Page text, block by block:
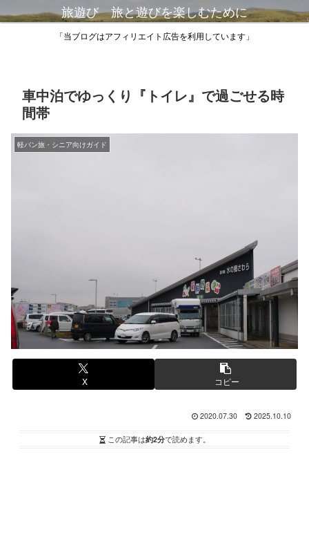
旅遊び 旅と遊びを楽しむために
「当ブログはアフィリエイト広告を利用しています」
車中泊でゆっくり『トイレ』で過ごせる時
間帯
軽バン旅・シニア向けガイド
X コピー
2020.07.30 2025.10.10
この記事は約2分で読めます。